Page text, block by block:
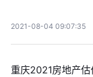
2021-08-04 09:07:35
重庆2021房地产